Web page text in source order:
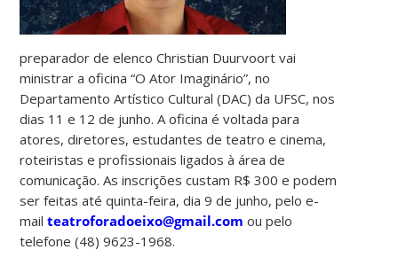
preparador de elenco Christian Duurvoort vai
ministrar a oficina “O Ator Imaginário”, no
Departamento Artístico Cultural (DAC) da UFSC, nos
dias 11 e 12 de junho. A oficina é voltada para
atores, diretores, estudantes de teatro e cinema,
roteiristas e profissionais ligados à área de
comunicação. As inscrições custam R$ 300 e podem
ser feitas até quinta-feira, dia 9 de junho, pelo e-
mailteatroforadoeixo@gmail.com ou pelo
telefone (48) 9623-1968.